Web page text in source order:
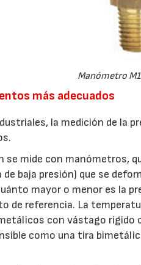
Manómetro
más adecuados
la medición de la
se mide con manómetros,
baja presión) que se
mayor o menor es la
de referencia. La
con vástago rígido
como una tira